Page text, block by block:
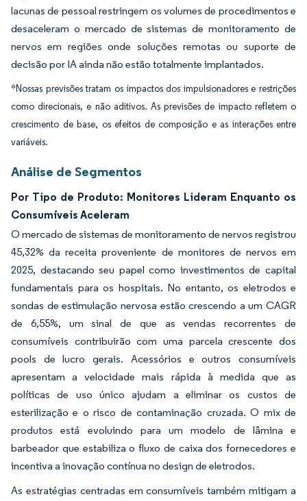
lacunas de pessoal restringem os volumes de procedimentos e
desaceleram o mercado de sistemas de monitoramento de
nervos em regiões onde soluções remotas ou suporte de
decisão por IA ainda não estão totalmente implantados.
*Nossas previsões tratam os impactos dos impulsionadores e restrições
como direcionais, e não aditivos. As previsões de impacto refletem o
crescimento de base, os efeitos de composição e as interações entre
variáveis.
Análise de Segmentos
Por Tipo de Produto: Monitores Lideram Enquanto os
Consumíveis Aceleram
O mercado de sistemas de monitoramento de nervos registrou
45,32% da receita proveniente de monitores de nervos em
2025, destacando seu papel como investimentos de capital
fundamentais para os hospitais. No entanto, os eletrodos e
sondas de estimulação nervosa estão crescendo a um CAGR
de 6,55%, um sinal de que as vendas recorrentes de
consumíveis contribuirão com uma parcela crescente dos
pools de lucro gerais. Acessórios e outros consumíveis
apresentam a velocidade mais rápida à medida que as
políticas de uso único ajudam a eliminar os custos de
esterilização e o risco de contaminação cruzada. O mix de
produtos está evoluindo para um modelo de lâmina e
barbeador que estabiliza o fluxo de caixa dos fornecedores e
incentiva a inovação contínua no design de eletrodos.
As estratégias centradas em consumíveis também mitigam a